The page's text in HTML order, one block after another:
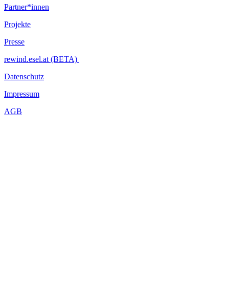
Partner*innen
Projekte
Presse
rewind.esel.at (BETA)
Datenschutz
Impressum
AGB